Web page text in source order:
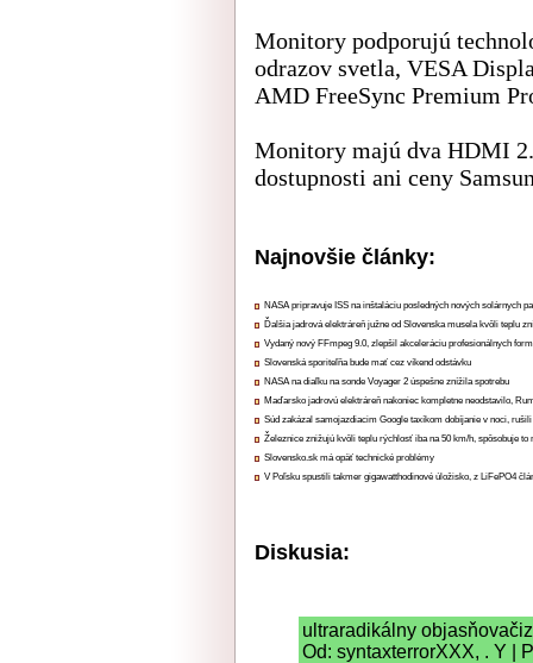
Monitory podporujú
odrazov svetla, VESA
AMD FreeSync Premium
Monitory majú dva HDMI
dostupnosti ani ceny
Najnovšie články:
NASA pripravuje ISS na inštaláciu posledných nových solárnych
Ďalšia jadrová elektráreň južne od Slovenska musela kvôli teplu
Vydaný nový FFmpeg 9.0, zlepšil akceleráciu profesionálnych
Slovenská sporiteľňa bude mať cez víkend odstávku
NASA na diaľku na sonde Voyager 2 úspešne znížila spotrebu
Maďarsko jadrovú elektráreň nakoniec kompletne neodstavilo,
Súd zakázal samojazdiacim Google taxíkom dobíjanie v noci,
Železnice znižujú kvôli teplu rýchlosť iba na 50 km/h, spôsobuje to
Slovensko.sk má opäť technické problémy
V Poľsku spustili takmer gigawatthodinové úložisko, z LiFePO4
Diskusia:
ultraradikálny
Od: syntaxterrorXXX, . Y |